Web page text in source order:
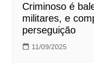
Criminoso é
militares, e
perseguição
11/09/2025